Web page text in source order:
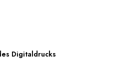
Digitaldrucks